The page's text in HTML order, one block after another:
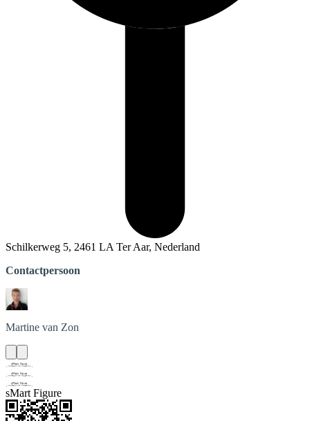
Schilkerweg 5, 2461 LA Ter Aar, Nederland
Contactpersoon
Martine van Zon
sMart Figure